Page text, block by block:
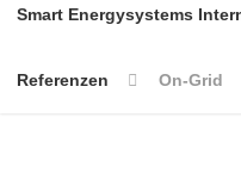
Smart Energysystems
Referenzen On-Grid